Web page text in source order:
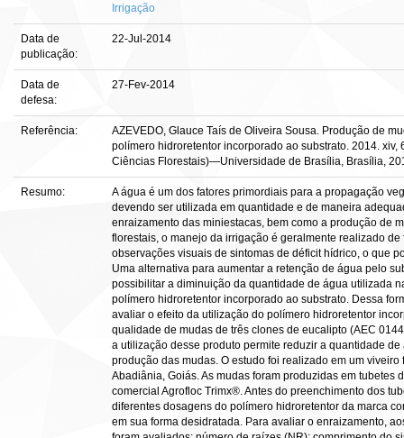
Irrigação
Data de
publicação:
22-Jul-2014
Data de
defesa:
27-Fev-2014
Referência:
AZEVEDO, Glauce Taís de Oliveira Sousa. Produção de
polímero hidroretentor incorporado ao substrato. 2014. xiv,
Ciências Florestais)—Universidade de Brasília, Brasília,
Resumo:
A água é um dos fatores primordiais para a propagação
devendo ser utilizada em quantidade e de maneira
enraizamento das miniestacas, bem como a produção de
florestais, o manejo da irrigação é geralmente realizado
observações visuais de sintomas de déficit hídrico, o que
Uma alternativa para aumentar a retenção de água pelo
possibilitar a diminuição da quantidade de água utilizada
polímero hidroretentor incorporado ao substrato. Dessa
avaliar o efeito da utilização do polímero hidroretentor
qualidade de mudas de três clones de eucalipto (AEC
a utilização desse produto permite reduzir a quantidade
produção das mudas. O estudo foi realizado em um
Abadiânia, Goiás. As mudas foram produzidas em tubetes
comercial Agrofloc Trimx®. Antes do preenchimento dos
diferentes dosagens do polímero hidroretentor da marca
em sua forma desidratada. Para avaliar o enraizamento,